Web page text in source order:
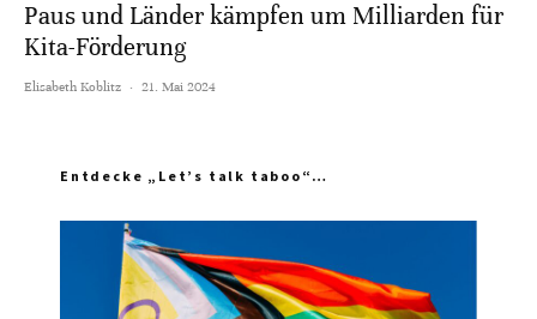
Paus und Länder kämpfen um Milliarden für
Kita-Förderung
Elisabeth Koblitz · 21. Mai 2024
Entdecke „Let’s talk taboo“…